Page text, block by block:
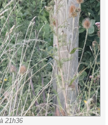
21h36